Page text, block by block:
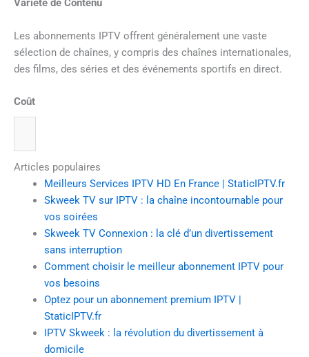
Variété de Contenu
Les abonnements IPTV offrent généralement une vaste
sélection de chaînes, y compris des chaînes internationales,
des films, des séries et des événements sportifs en direct.
Coût
Articles populaires
Meilleurs Services IPTV HD En France | StaticIPTV.fr
Skweek TV sur IPTV : la chaîne incontournable pour
vos soirées
Skweek TV Connexion : la clé d’un divertissement
sans interruption
Comment choisir le meilleur abonnement IPTV pour
vos besoins
Optez pour un abonnement premium IPTV |
StaticIPTV.fr
IPTV Skweek : la révolution du divertissement à
domicile